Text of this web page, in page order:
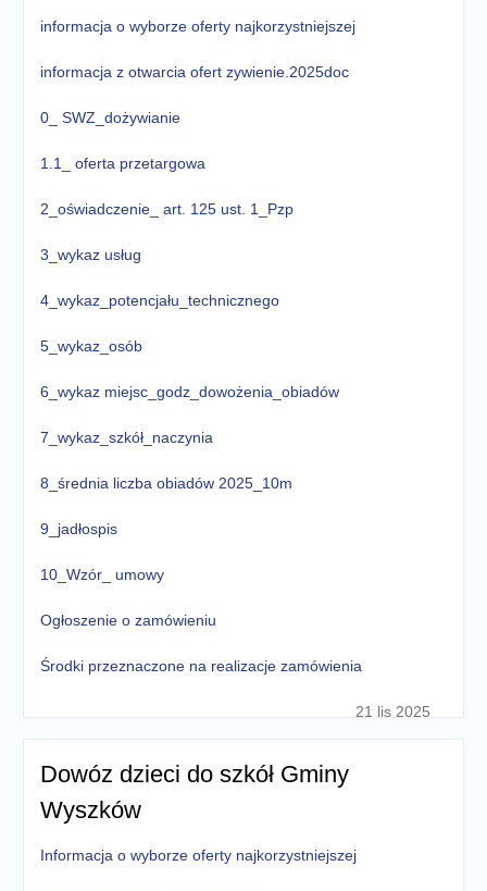
informacja o wyborze oferty najkorzystniejszej
informacja z otwarcia ofert zywienie.2025doc
0_ SWZ_dożywianie
1.1_ oferta przetargowa
2_oświadczenie_ art. 125 ust. 1_Pzp
3_wykaz usług
4_wykaz_potencjału_technicznego
5_wykaz_osób
6_wykaz miejsc_godz_dowożenia_obiadów
7_wykaz_szkół_naczynia
8_średnia liczba obiadów 2025_10m
9_jadłospis
10_Wzór_ umowy
Ogłoszenie o zamówieniu
Środki przeznaczone na realizacje zamówienia
21 lis 2025
Dowóz dzieci do szkół Gminy
Wyszków
Informacja o wyborze oferty najkorzystniejszej